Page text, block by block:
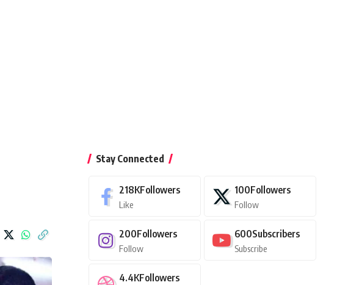
Stay Connected
218KFollowers
Like
100Followers
Follow
200Followers
Follow
600Subscribers
Subscribe
4.4KFollowers